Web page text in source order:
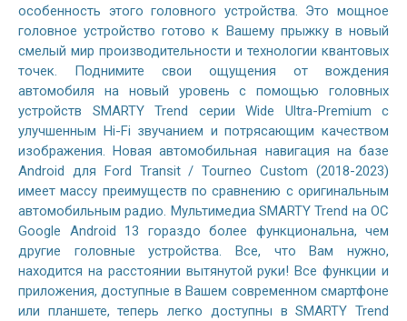
особенность этого головного устройства. Это мощное
головное устройство готово к Вашему прыжку в новый
смелый мир производительности и технологии квантовых
точек. Поднимите свои ощущения от вождения
автомобиля на новый уровень с помощью головных
устройств SMARTY Trend серии Wide Ultra-Premium с
улучшенным Hi-Fi звучанием и потрясающим качеством
изображения. Новая автомобильная навигация на базе
Android для Ford Transit / Tourneo Custom (2018-2023)
имеет массу преимуществ по сравнению с оригинальным
автомобильным радио. Мультимедиа SMARTY Trend на ОС
Google Android 13 гораздо более функциональна, чем
другие головные устройства. Все, что Вам нужно,
находится на расстоянии вытянутой руки! Все функции и
приложения, доступные в Вашем современном смартфоне
или планшете, теперь легко доступны в SMARTY Trend